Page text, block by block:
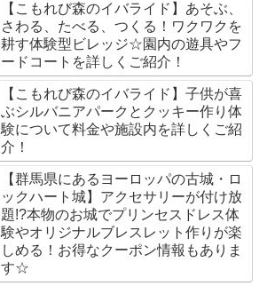
【こもれび森のイバライド】あそぶ、
さわる、たべる、つくる！ワクワクを
耕す体験型ビレッジ☆園内の遊具やフ
ードコートを詳しくご紹介！
【こもれび森のイバライド】子供が喜
ぶシルバニアパークとクッキー作り体
験について料金や施設内を詳しくご紹
介！
【群馬県にあるヨーロッパの古城・ロ
ックハート城】アクセサリーが付け放
題!?本物のお城でプリンセスドレス体
験やオリジナルブレスレット作りが楽
しめる！お得なクーポン情報もありま
す☆